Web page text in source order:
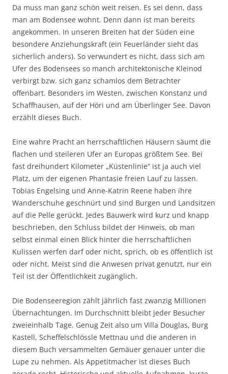
Da muss man ganz schön weit reisen. Es sei denn, dass
man am Bodensee wohnt. Denn dann ist man bereits
angekommen. In unseren Breiten hat der Süden eine
besondere Anziehungskraft (ein Feuerländer sieht das
sicherlich anders). So verwundert es nicht, dass sich am
Ufer des Bodensees so manch architektonische Kleinod
verbirgt bzw. sich ganz schamlos dem Betrachter
offenbart. Besonders im Westen, zwischen Konstanz und
Schaffhausen, auf der Höri und am Überlinger See. Davon
erzählt dieses Buch.
Eine wahre Pracht an herrschaftlichen Häusern säumt die
flachen und steileren Ufer an Europas größtem See. Bei
fast dreihundert Kilometer „Küstenlinie“ ist ja auch viel
Platz, um der eigenen Phantasie freien Lauf zu lassen.
Tobias Engelsing und Anne-Katrin Reene haben ihre
Wanderschuhe geschnürt und sind Burgen und Landsitzen
auf die Pelle gerückt. Jedes Bauwerk wird kurz und knapp
beschrieben, den Schluss bildet der Hinweis, ob man
selbst einmal einen Blick hinter die herrschaftlichen
Kulissen werfen darf oder nicht, sprich, ob es öffentlich ist
oder nicht. Meist sind die Anwesen privat genutzt, nur ein
Teil ist der Öffentlichkeit zugänglich.
Die Bodenseeregion zählt jährlich fast zwanzig Millionen
Übernachtungen. Im Durchschnitt bleibt jeder Besucher
zweieinhalb Tage. Genug Zeit also um Villa Douglas, Burg
Kastell, Scheffelschlössle Mettnau und die anderen in
diesem Buch versammelten Gemäuer genauer unter die
Lupe zu nehmen. Als Appetitmacher ist dieses Buch